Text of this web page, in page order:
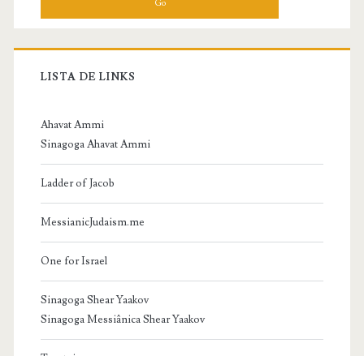
LISTA DE LINKS
Ahavat Ammi
Sinagoga Ahavat Ammi
Ladder of Jacob
MessianicJudaism.me
One for Israel
Sinagoga Shear Yaakov
Sinagoga Messiânica Shear Yaakov